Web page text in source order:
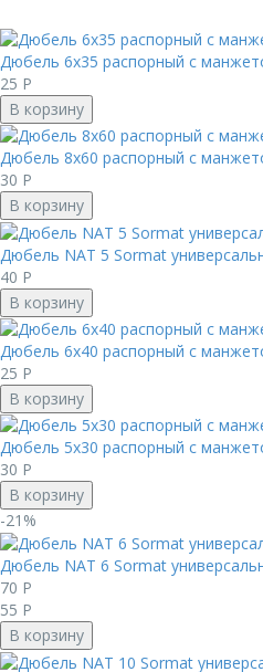
Дюбель 6х35 распорный с
25 Р
В корзину
Дюбель 8х60 распорный с
30 Р
В корзину
Дюбель NAT 5 Sormat
40 Р
В корзину
Дюбель 6х40 распорный с
25 Р
В корзину
Дюбель 5х30 распорный с
30 Р
В корзину
-21%
Дюбель NAT 6 Sormat
70 Р
55 Р
В корзину